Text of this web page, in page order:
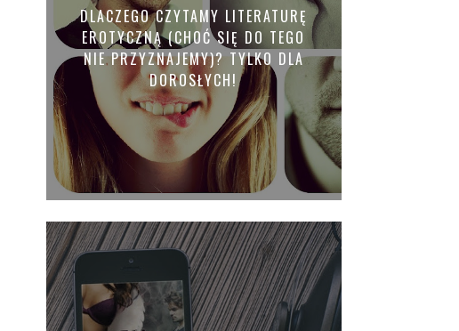
DLACZEGO CZYTAMY LITERATURĘ
EROTYCZNĄ (CHOĆ SIĘ DO TEGO
NIE PRZYZNAJEMY)? TYLKO DLA
DOROSŁYCH!